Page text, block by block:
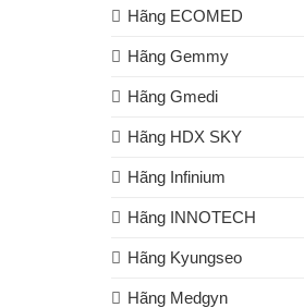
Hãng ECOMED
Hãng Gemmy
Hãng Gmedi
Hãng HDX SKY
Hãng Infinium
Hãng INNOTECH
Hãng Kyungseo
Hãng Medgyn